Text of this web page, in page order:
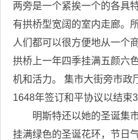
两旁是一个紧挨一个的各具
有拱桥型宽阔的室内走廊。
人们都可以很方便地从一个
拱桥上一年四季挂满五颜六
机和活力。 集市大街旁市政
1648年签订和平协议以结束
明斯特还以她的圣诞集市
挂满绿色的圣诞花环，节日